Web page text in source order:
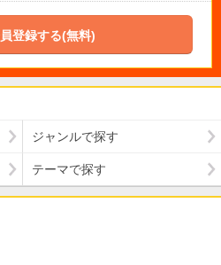
登録する(無料)
ジャンルで探す
テーマで探す